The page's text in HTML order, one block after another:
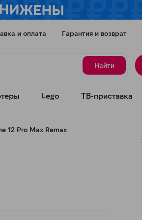
и оплата Гарантия и возврат
Найти
Lego ТВ-приставка
12 Pro Max Remax